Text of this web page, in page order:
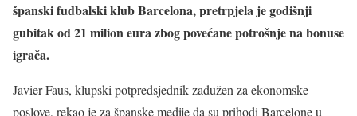
španski fudbalski klub Barcelona, pretrpjela je godišnji
gubitak od 21 milion eura zbog povećane potrošnje na bonuse
igrača.
Javier Faus, klupski potpredsjednik zadužen za ekonomske
poslove, rekao je za španske medije da su prihodi Barcelone u